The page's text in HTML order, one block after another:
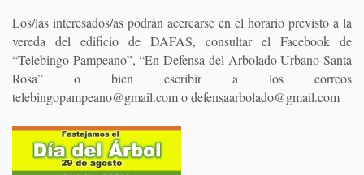
Los/las interesados/as podrán acercarse en el horario previsto a la
vereda del edificio de DAFAS, consultar el Facebook de
“Telebingo Pampeano”, “En Defensa del Arbolado Urbano Santa
Rosa” o bien escribir a los correos
telebingopampeano@gmail.com o defensaarbolado@gmail.com